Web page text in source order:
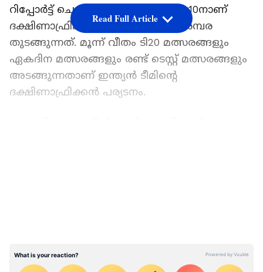
റിപ്പോര്‍ട്ട് ചെയ്തു. അടുത്ത മാസം 10നാണ്
ദക്ഷിണാഫ്രിക്കക്കെതിരായ ടി20 പരമ്പര
തുടങ്ങുന്നത്. മൂന്ന് വീതം ടി20 മത്സരങ്ങളും
ഏകദിന മത്സരങ്ങളും രണ്ട് ടെസ്റ്റ് മത്സരങ്ങളും
അടങ്ങുന്നതാണ് ഇന്ത്യന്‍ ടീമിന്‍റെ
ദക്ഷിണാഫ്രിക്കന്‍ പര്യടനം.
എടുക്കുകയാണെന്നും ടെസ്റ്റ് ക്രിക്കറ്റിലാണ് ഇനി
Read Full Article